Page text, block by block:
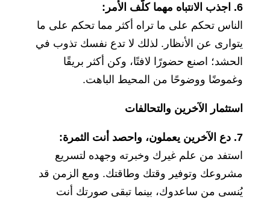
6. اجذب الانتباه مهما كلّف الأمر:
الناس تحكم على ما تراه أكثر مما تحكم على ما
يتوارى عن الأنظار. لذلك لا تدع نفسك تذوب في
الحشد؛ اصنع حضورًا لافتًا، وكن أكثر بريقًا
وغموضًا ووضوحًا من المحيط الباهت.
استثمار الآخرين والتحالفات
7. دع الآخرين يعملون، واحصد أنت الثمرة:
استفد من علم غيرك وخبرته وجهده لتسريع
مشروعك وتوفير وقتك وطاقتك. ومع الزمن قد
يُنسى من ساعدوك، بينما تبقى صورتك أنت